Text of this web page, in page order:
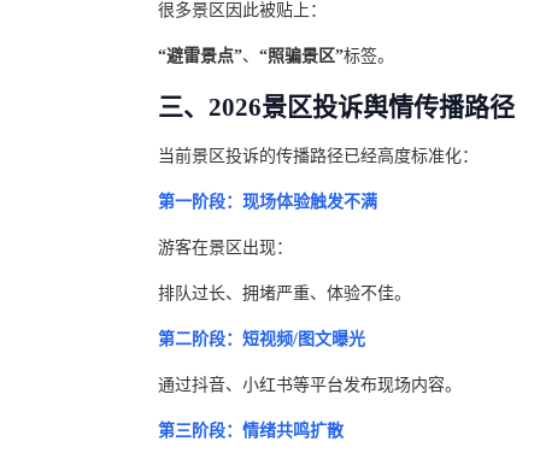
很多景区因此被贴上：
“避雷景点”、 “照骗景区”标签。
三、2026景区投诉舆情传播路径
当前景区投诉的传播路径已经高度标准化：
第一阶段：现场体验触发不满
游客在景区出现：
排队过长、拥堵严重、体验不佳。
第二阶段：短视频/图文曝光
通过抖音、小红书等平台发布现场内容。
第三阶段：情绪共鸣扩散